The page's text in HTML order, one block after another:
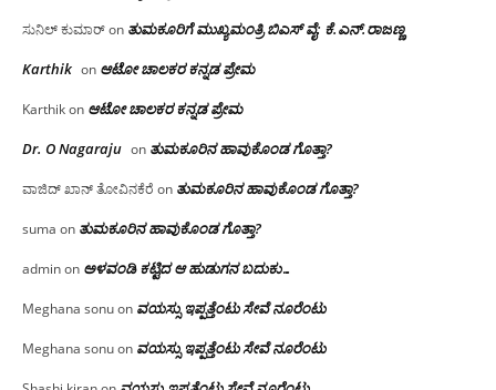
ಸುನಿಲ್ ಕುಮಾರ್on ತುಮಕೂರಿಗೆ ಮುಖ್ಯಮಂತ್ರಿ ಬಿಎಸ್ ವೈ: ಕೆ.ಎನ್.ರಾಜಣ್ಣ
Karthik on ಆಟೋ ಚಾಲಕರ ಕನ್ನಡ ಪ್ರೇಮ
Karthikon ಆಟೋ ಚಾಲಕರ ಕನ್ನಡ ಪ್ರೇಮ
Dr. O Nagaraju on ತುಮಕೂರಿನ ಹಾವುಕೊಂಡ ಗೊತ್ತಾ?
ವಾಜಿದ್ ಖಾನ್ ತೋವಿನಕೆರೆ on ತುಮಕೂರಿನ ಹಾವುಕೊಂಡ ಗೊತ್ತಾ?
suma on ತುಮಕೂರಿನ ಹಾವುಕೊಂಡ ಗೊತ್ತಾ?
adminon ಅಳವಂಡಿ ಕಟ್ಟಿದ ಆ ಹುಡುಗನ ಬದುಕು…
Meghana sonuon ವಯಸ್ಸು ಇಪ್ಪತ್ತೆಂಟು ಸೇವೆ ನೂರೆಂಟು
Meghana sonuon ವಯಸ್ಸು ಇಪ್ಪತ್ತೆಂಟು ಸೇವೆ ನೂರೆಂಟು